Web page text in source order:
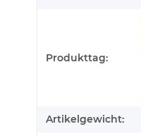
Produkttag:
Artikelgewicht: